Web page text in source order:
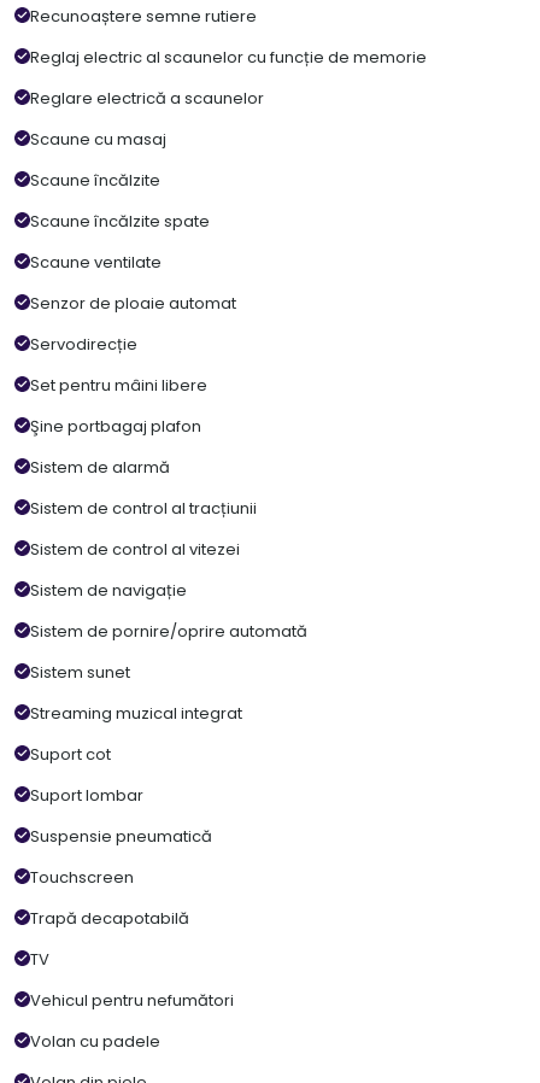
Recunoaștere semne rutiere
Reglaj electric al scaunelor cu funcție de memorie
Reglare electrică a scaunelor
Scaune cu masaj
Scaune încălzite
Scaune încălzite spate
Scaune ventilate
Senzor de ploaie automat
Servodirecție
Set pentru mâini libere
Şine portbagaj plafon
Sistem de alarmă
Sistem de control al tracțiunii
Sistem de control al vitezei
Sistem de navigație
Sistem de pornire/oprire automată
Sistem sunet
Streaming muzical integrat
Suport cot
Suport lombar
Suspensie pneumatică
Touchscreen
Trapă decapotabilă
TV
Vehicul pentru nefumători
Volan cu padele